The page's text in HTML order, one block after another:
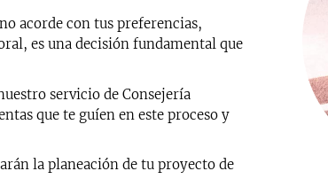
acorde con tus preferencias,
es una decisión fundamental que
servicio de Consejería
que te guíen en este proceso y
la planeación de tu proyecto de